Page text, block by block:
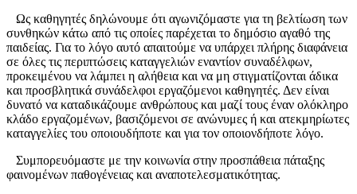
Ως καθηγητές δηλώνουμε ότι αγωνιζόμαστε για τη βελτίωση των
συνθηκών κάτω από τις οποίες παρέχεται το δημόσιο αγαθό της
παιδείας. Για το λόγο αυτό απαιτούμε να υπάρχει πλήρης διαφάνεια
σε όλες τις περιπτώσεις καταγγελιών εναντίον συναδέλφων,
προκειμένου να λάμπει η αλήθεια και να μη στιγματίζονται άδικα
και προσβλητικά συνάδελφοι εργαζόμενοι καθηγητές. Δεν είναι
δυνατό να καταδικάζουμε ανθρώπους και μαζί τους έναν ολόκληρο
κλάδο εργαζομένων, βασιζόμενοι σε ανώνυμες ή και ατεκμηρίωτες
καταγγελίες του οποιουδήποτε και για τον οποιονδήποτε λόγο.
Συμπορευόμαστε με την κοινωνία στην προσπάθεια πάταξης
φαινομένων παθογένειας και αναποτελεσματικότητας.